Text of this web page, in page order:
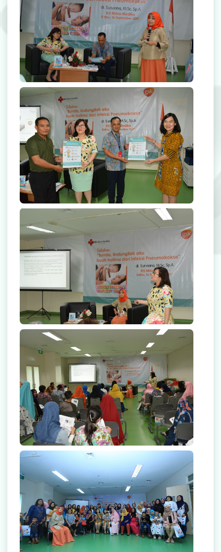
Radiologi
Farmasi
Ambulans
Artikel
Promo
Video Edukasi Kesehatan
Majalah
Berita & Informasi Kesehatan
Kegiatan
Menu Lain-lain
Rekanan Asuransi
Karir
Smart Parent Against IPD
Smart Parent Against IPD
Smart Parent Against IPD
Smart Parent Against IPD